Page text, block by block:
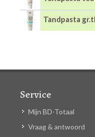
Tandpasta
Service
Mijn BD-Totaal
Vraag & antwoord